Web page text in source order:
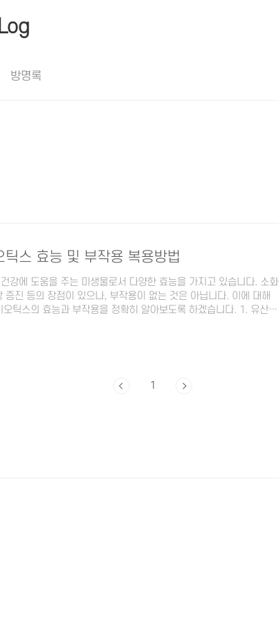
방명록
틱스 효능 및 부작용 복용방법
강에 도움을 주는 미생물로서 다양한 효능을 가지고 있습니다. 소화
증진 등의 장점이 있으나, 부작용이 없는 것은 아닙니다. 이에 대해
틱스의 효능과 부작용을 정확히 알아보도록 하겠습니다. 1. 유산균
향을 미치는 유익균으로 유산균을 들으면 프로바이오틱스가 먼저 떠
영향을 미칠 수 있는 미생물이나 미생물의 조..
1